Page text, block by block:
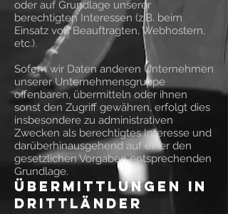
oder auf Grundlage unserer
berechtigten Interessen (z.B. beim
Einsatz von Beauftragten, Webhostern,
etc.).
Sofern wir Daten anderen Unternehmen
unserer Unternehmensgruppe
offenbaren, übermitteln oder ihnen
sonst den Zugriff gewähren, erfolgt dies
insbesondere zu administrativen
Zwecken als berechtigtes Interesse und
darüberhinausgehend auf einer den
gesetzlichen Vorgaben entsprechenden
Grundlage.
Übermittlungen in
Drittländer